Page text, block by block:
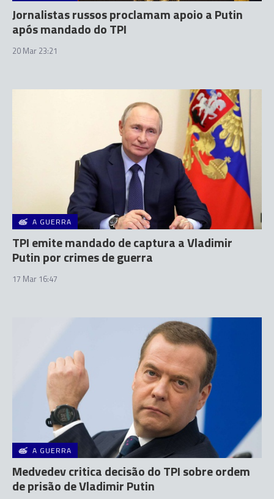
Jornalistas russos proclamam apoio a Putin
após mandado do TPI
20 Mar 23:21
A GUERRA
TPI emite mandado de captura a Vladimir
Putin por crimes de guerra
17 Mar 16:47
A GUERRA
Medvedev critica decisão do TPI sobre ordem
de prisão de Vladimir Putin